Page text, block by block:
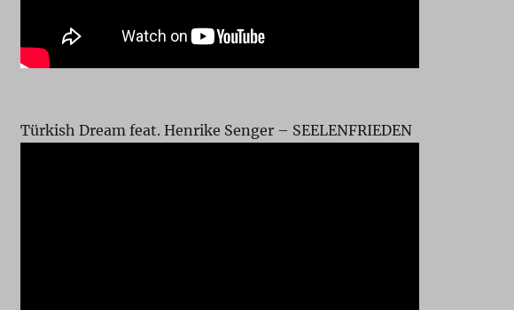
Türkish Dream feat. Henrike Senger – SEELENFRIEDEN